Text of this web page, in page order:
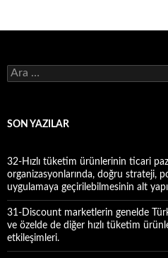
A
r
a
SON YAZILAR
32-Hızlı tüketim ürünlerinin ticari
organizasyonlarında, doğru strateji,
uygulamaya geçirilebilmesinin alt
31-Discount marketlerin genelde
ve özelde de diğer hızlı tüketim
etkileşimleri.